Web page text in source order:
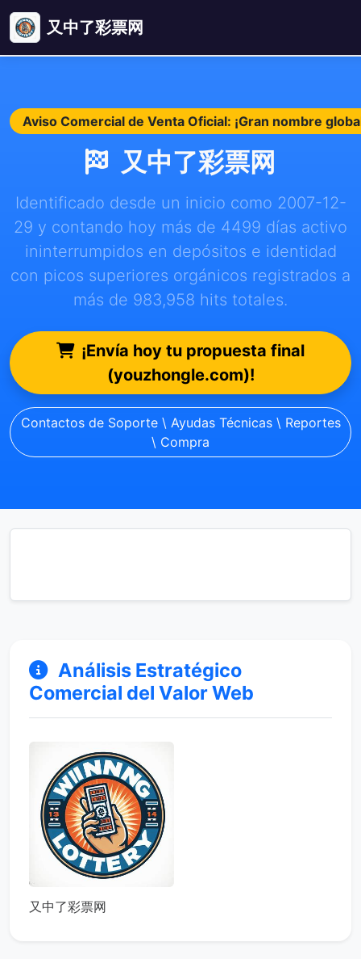
又中了彩票网
Aviso Comercial de Venta Oficial: ¡Gran nombre
又中了彩票网
Identificado desde un inicio como 2007-12-
29 y contando hoy más de 4499 días activo
ininterrumpidos en depósitos e identidad
con picos superiores orgánicos registrados a
más de 983,958 hits totales.
¡Envía hoy tu propuesta final
(youzhongle.com)!
Contactos de Soporte \ Ayudas Técnicas \ Reportes
\ Compra
Análisis Estratégico
Comercial del Valor Web
又中了彩票网